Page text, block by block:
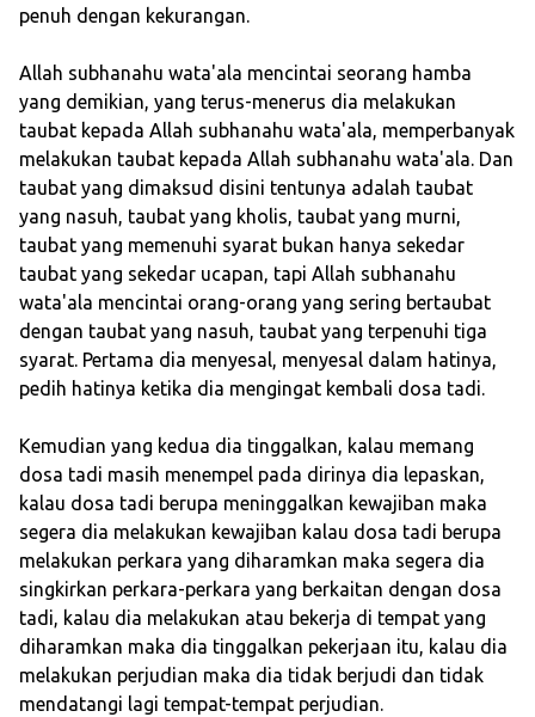
penuh dengan kekurangan.
Allah subhanahu wata'ala mencintai seorang hamba
yang demikian, yang terus-menerus dia melakukan
taubat kepada Allah subhanahu wata'ala, memperbanyak
melakukan taubat kepada Allah subhanahu wata'ala. Dan
taubat yang dimaksud disini tentunya adalah taubat
yang nasuh, taubat yang kholis, taubat yang murni,
taubat yang memenuhi syarat bukan hanya sekedar
taubat yang sekedar ucapan, tapi Allah subhanahu
wata'ala mencintai orang-orang yang sering bertaubat
dengan taubat yang nasuh, taubat yang terpenuhi tiga
syarat. Pertama dia menyesal, menyesal dalam hatinya,
pedih hatinya ketika dia mengingat kembali dosa tadi.
Kemudian yang kedua dia tinggalkan, kalau memang
dosa tadi masih menempel pada dirinya dia lepaskan,
kalau dosa tadi berupa meninggalkan kewajiban maka
segera dia melakukan kewajiban kalau dosa tadi berupa
melakukan perkara yang diharamkan maka segera dia
singkirkan perkara-perkara yang berkaitan dengan dosa
tadi, kalau dia melakukan atau bekerja di tempat yang
diharamkan maka dia tinggalkan pekerjaan itu, kalau dia
melakukan perjudian maka dia tidak berjudi dan tidak
mendatangi lagi tempat-tempat perjudian.